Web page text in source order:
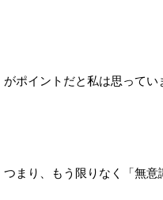
がポイントだと私は思ってい
つまり、もう限りなく「無意